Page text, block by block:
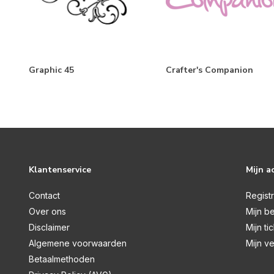
Warm & Cozy
Ocean View
Text{ures}
Alle merken
Studio Light
Graphic 45 Crafter's Companion
Klantenservice
Contact
Over ons
Disclaimer
Algemene voorwaarden
Betaalmethoden
Mijn
Mijn
Mijn
Mijn